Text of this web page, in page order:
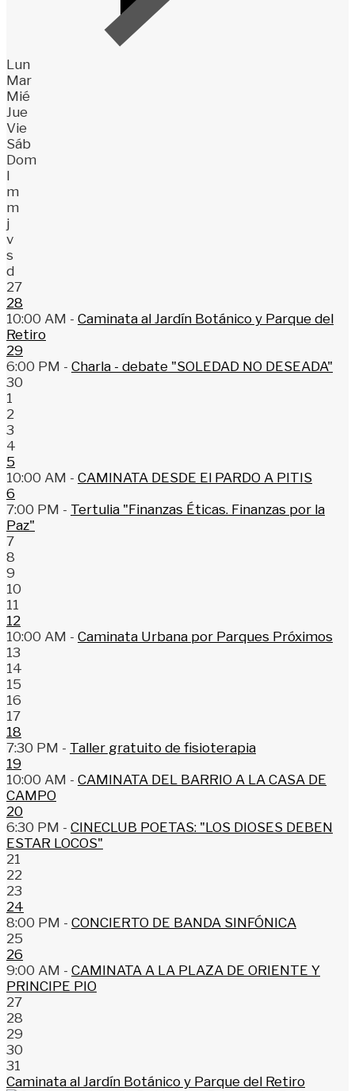
Lun
Mar
Mié
Jue
Vie
Sáb
Dom
l
m
m
j
v
s
d
27
28
10:00 AM - Caminata al Jardín Botánico y Parque del
Retiro
29
6:00 PM - Charla - debate "SOLEDAD NO DESEADA"
30
1
2
3
4
5
10:00 AM - CAMINATA DESDE El PARDO A PITIS
6
7:00 PM - Tertulia "Finanzas Éticas. Finanzas por la
Paz"
7
8
9
10
11
12
10:00 AM - Caminata Urbana por Parques Próximos
13
14
15
16
17
18
7:30 PM - Taller gratuito de fisioterapia
19
10:00 AM - CAMINATA DEL BARRIO A LA CASA DE
CAMPO
20
6:30 PM - CINECLUB POETAS: "LOS DIOSES DEBEN
ESTAR LOCOS"
21
22
23
24
8:00 PM - CONCIERTO DE BANDA SINFÓNICA
25
26
9:00 AM - CAMINATA A LA PLAZA DE ORIENTE Y
PRINCIPE PIO
27
28
29
30
31
Caminata al Jardín Botánico y Parque del Retiro